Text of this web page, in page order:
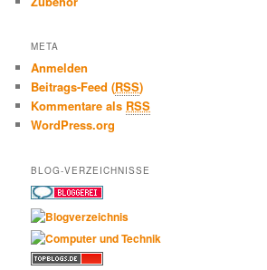
META
Anmelden
Beitrags-Feed (RSS)
Kommentare als RSS
WordPress.org
BLOG-VERZEICHNISSE